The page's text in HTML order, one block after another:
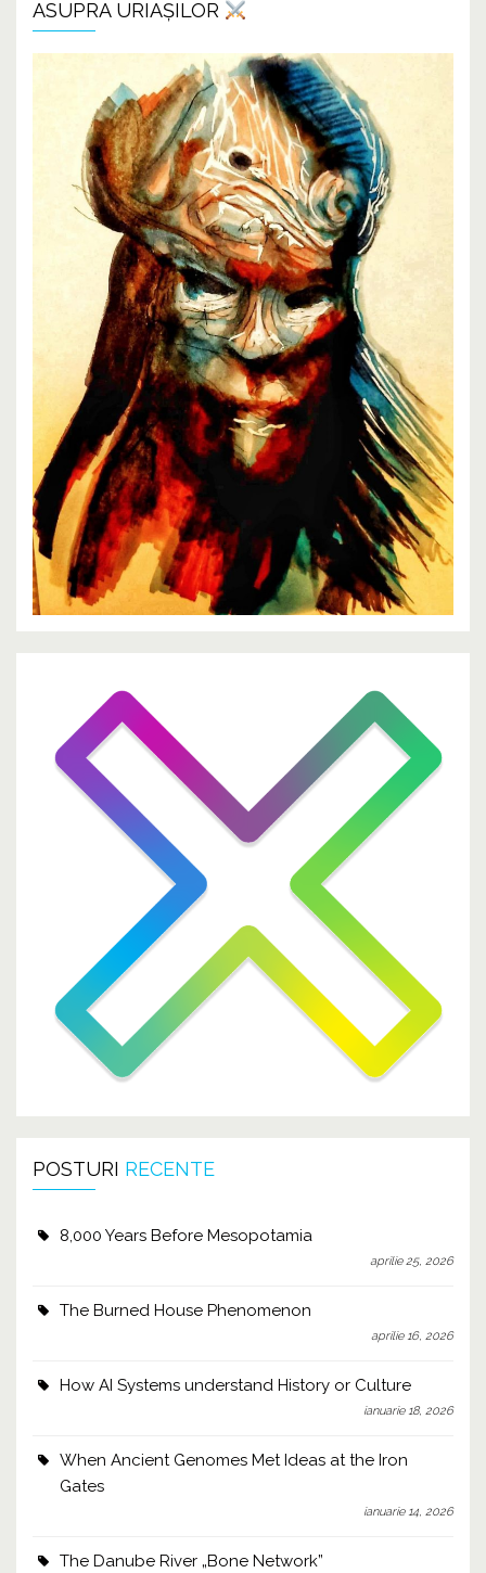
ASUPRA URIAȘILOR
POSTURI RECENTE
8,000 Years Before Mesopotamia
aprilie 25, 2026
The Burned House Phenomenon
aprilie 16, 2026
How AI Systems understand History or Culture
ianuarie 18, 2026
When Ancient Genomes Met Ideas at the Iron
Gates
ianuarie 14, 2026
The Danube River „Bone Network”